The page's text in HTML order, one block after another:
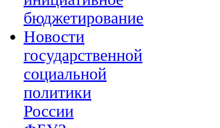
бюджетирование
Новости
государственной
социальной
политики
России